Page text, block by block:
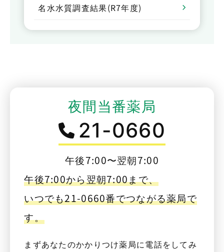
名水水質調査結果(R7年度)
夜間当番薬局
21-0660
午後7:00〜翌朝7:00
午後7:00から翌朝7:00まで、
いつでも21-0660番でつながる薬局で
す。
まずあなたのかかりつけ薬局に電話をしてみ